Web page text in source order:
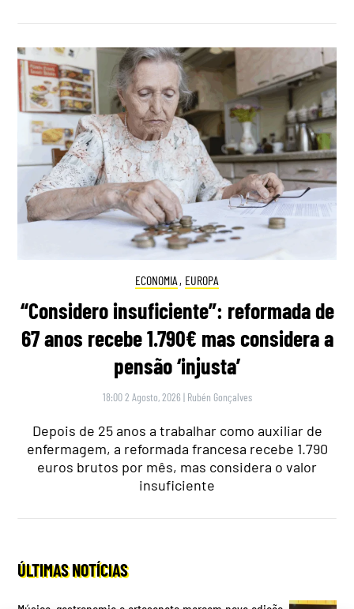
ECONOMIA , EUROPA
“Considero insuficiente”: reformada de
67 anos recebe 1.790€ mas considera a
pensão ‘injusta’
18:00 2 Agosto, 2026 | Rubén Gonçalves
Depois de 25 anos a trabalhar como auxiliar de
enfermagem, a reformada francesa recebe 1.790
euros brutos por mês, mas considera o valor
insuficiente
ÚLTIMAS NOTÍCIAS